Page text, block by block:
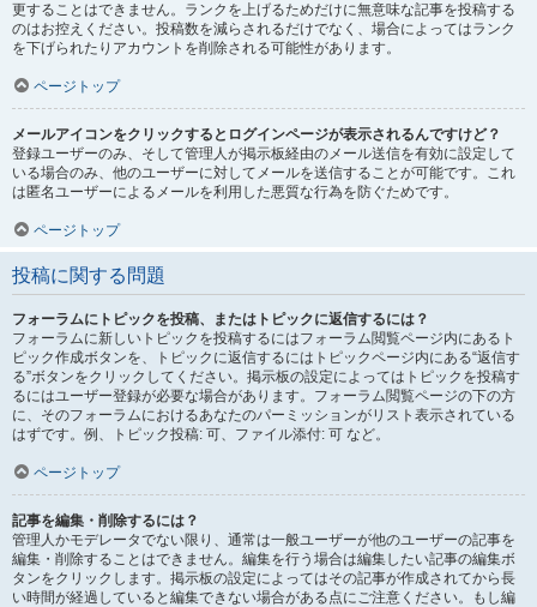
更することはできません。ランクを上げるためだけに無意味な記事を投稿する
のはお控えください。投稿数を減らされるだけでなく、場合によってはランク
を下げられたりアカウントを削除される可能性があります。
ページトップ
メールアイコンをクリックするとログインページが表示されるんですけど？
登録ユーザーのみ、そして管理人が掲示板経由のメール送信を有効に設定して
いる場合のみ、他のユーザーに対してメールを送信することが可能です。これ
は匿名ユーザーによるメールを利用した悪質な行為を防ぐためです。
ページトップ
投稿に関する問題
フォーラムにトピックを投稿、またはトピックに返信するには？
フォーラムに新しいトピックを投稿するにはフォーラム閲覧ページ内にあるト
ピック作成ボタンを、トピックに返信するにはトピックページ内にある“返信す
る”ボタンをクリックしてください。掲示板の設定によってはトピックを投稿す
るにはユーザー登録が必要な場合があります。フォーラム閲覧ページの下の方
に、そのフォーラムにおけるあなたのパーミッションがリスト表示されている
はずです。例、トピック投稿: 可、ファイル添付: 可 など。
ページトップ
記事を編集・削除するには？
管理人かモデレータでない限り、通常は一般ユーザーが他のユーザーの記事を
編集・削除することはできません。編集を行う場合は編集したい記事の編集ボ
タンをクリックします。掲示板の設定によってはその記事が作成されてから長
い時間が経過していると編集できない場合がある点にご注意ください。もし編